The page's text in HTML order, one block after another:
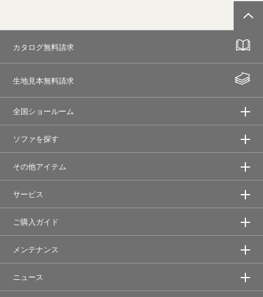
カタログ無料請求
生地見本無料請求
全国ショールーム
ソファを探す
その他アイテム
サービス
ご購入ガイド
メンテナンス
ニュース